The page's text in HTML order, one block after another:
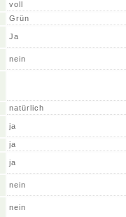
voll
Grün
Ja
nein
natürlich
ja
ja
ja
nein
nein